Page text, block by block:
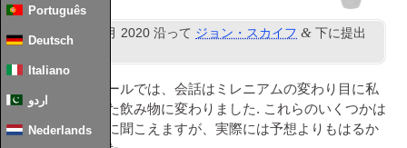
Português
Deutsch
Italiano
اردو
Nederlands
公開済み 28 5月 2020 沿って ジョン・スカイフ & 下に提出
最近のズームコールでは、会話はミレニアムの変わり目に私
たちが持っていた飲み物に変わりました. これらのいくつかは
かなり悪いように聞こえますが、実際には予想よりもはるか